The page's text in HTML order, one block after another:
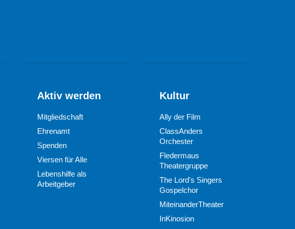
Aktiv werden
Mitgliedschaft
Ehrenamt
Spenden
Viersen für Alle
Lebenshilfe als
Arbeitgeber
Kultur
Ally der Film
ClassAnders
Orchester
Fledermaus
Theatergruppe
The Lord's Singers
Gospelchor
MiteinanderTheater
InKinosion